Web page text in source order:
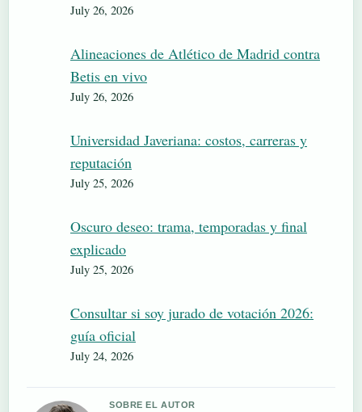
July 26, 2026
Alineaciones de Atlético de Madrid contra
Betis en vivo
July 26, 2026
Universidad Javeriana: costos, carreras y
reputación
July 25, 2026
Oscuro deseo: trama, temporadas y final
explicado
July 25, 2026
Consultar si soy jurado de votación 2026:
guía oficial
July 24, 2026
SOBRE EL AUTOR